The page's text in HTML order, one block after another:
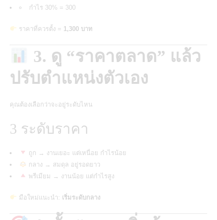
กำไร 30% = 300
ราคาที่ควรตั้ง = 1,300 บาท
3. ดู “ราคาตลาด” แล้ว
ปรับตำแหน่งตัวเอง
คุณต้องเลือกว่าจะอยู่ระดับไหน
3 ระดับราคา
ถูก → งานเยอะ แต่เหนื่อย กำไรน้อย
กลาง → สมดุล อยู่รอดยาว
พรีเมียม → งานน้อย แต่กำไรสูง
มือใหม่แนะนำ: เริ่มระดับกลาง